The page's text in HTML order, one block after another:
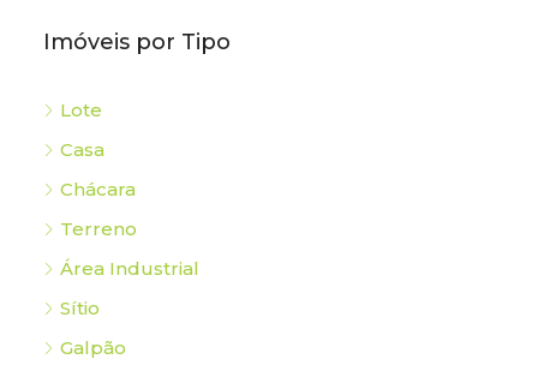
Imóveis por Tipo
Lote
Casa
Chácara
Terreno
Área Industrial
Sítio
Galpão